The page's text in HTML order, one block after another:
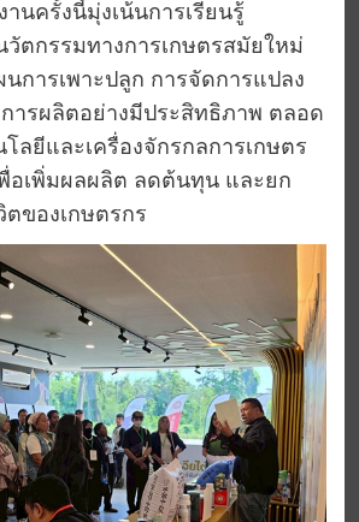
านครั้งนี้มุ่งเน้นการเรียนรู้
วัตกรรมทางการเกษตรสมัยใหม่
การเพาะปลูก การจัดการแปลง
ารผลิตอย่างมีประสิทธิภาพ ตลอด
ลยีและเครื่องจักรกลการเกษตร
อเพิ่มผลผลิต ลดต้นทุน และยก
ของเกษตรกร